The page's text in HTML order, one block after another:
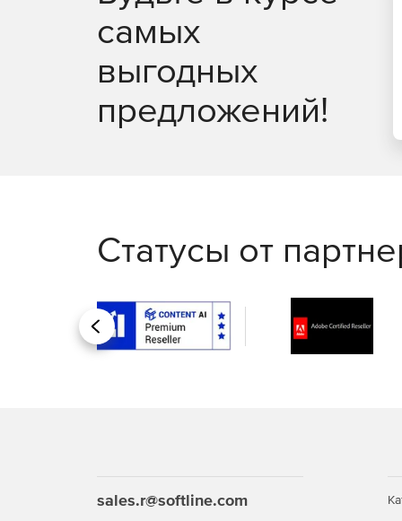
самых
выгодных
предложений!
Статусы от
Назад
sales.r@softline.com